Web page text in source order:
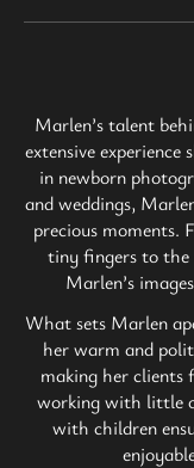
Marlen’s talent
extensive
in newborn
and weddings,
precious moments.
tiny fingers to the
Marlen’s
What sets Marlen
her warm and
making her clients
working with little
with children